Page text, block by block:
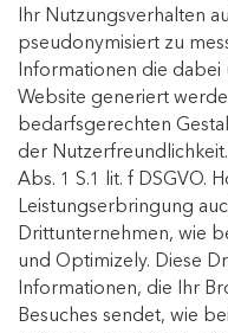
Ihr Nutzungsverhalten
pseudonymisiert zu
Informationen die
Website generiert
bedarfsgerechten
der
Abs. 1 S.1 lit. f DSGVO.
Leistungserbringung
Drittunternehmen, wie
und Optimizely. Diese
Informationen, die Ihr
Besuches sendet, wie